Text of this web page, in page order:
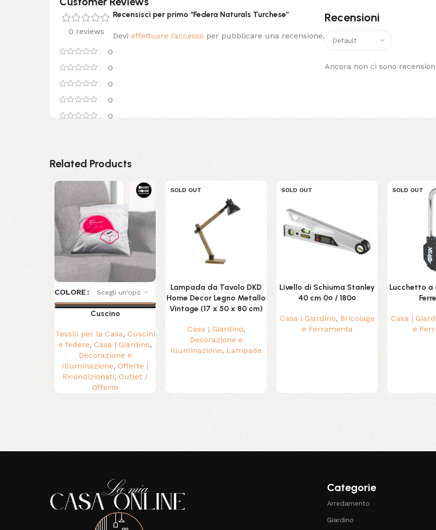
0 reviews
0
0
0
0
0
Recensioni
Ancora non ci sono
Recensisci per primo “Federa Naturals Turchese”
Devi effettuare l’accesso per pubblicare una recensione.
Related Products
COLORE
Cuscino
Tessili per la Casa, Cuscini
e federe, Casa | Giardino,
Decorazione e
Illuminazione, Offerte |
Ricondizionati, Outlet /
Offerte
SOLD OUT
Lampada da Tavolo DKD
Home Decor Legno Metallo
Vintage (17 x 50 x 80 cm)
Casa | Giardino,
Decorazione e
Illuminazione, Lampade
SOLD OUT
Livello di Schiuma Stanley
40 cm 0º / 180º
Casa | Giardino, Bricolage
e Ferramenta
SOLD OUT
Lucchetto a
Casa |
e
Read More
Categorie
Arredamento
Giardino